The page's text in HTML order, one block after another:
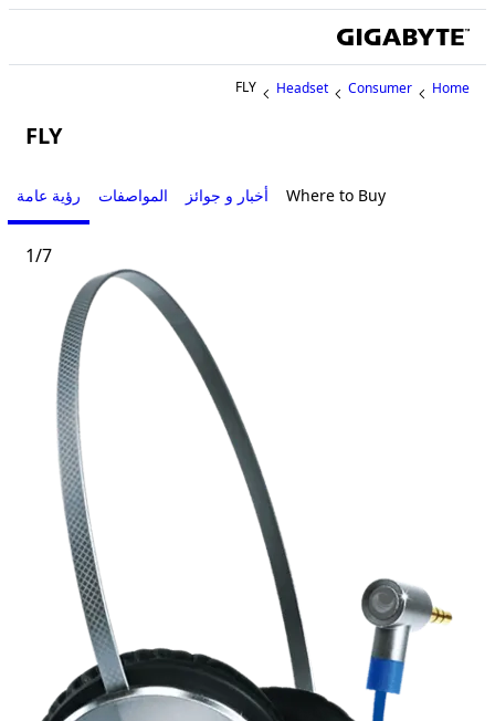
Home
Consumer
Headset
FLY
FLY
رؤية عامة المواصفات أخبار و جوائز Where to Buy
1/7